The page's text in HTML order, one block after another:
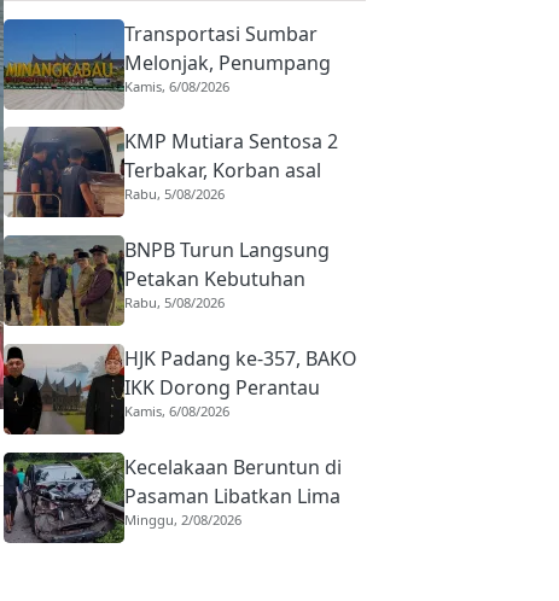
Transportasi Sumbar
Melonjak, Penumpang
Pesawat Domestik dari
Persen
Kamis, 6/08/2026
KMP Mutiara Sentosa 2
Terbakar, Korban asal
Sumbar Rino Eka Putra
Rabu, 5/08/2026
BNPB Turun Langsung
Petakan Kebutuhan
Penanganan Pasca Banjir
Rabu, 5/08/2026
HJK Padang ke-357, BAKO
IKK Dorong Perantau
Perkuat Budaya hingga
Kamis, 6/08/2026
Kecelakaan Beruntun di
Pasaman Libatkan Lima
Kendaraan, Bermula dari
Minggu, 2/08/2026